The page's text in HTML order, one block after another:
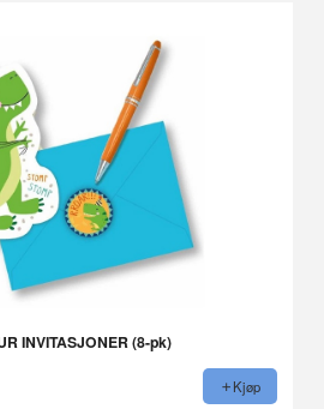
INVITASJONER (8-pk)
Kjøp